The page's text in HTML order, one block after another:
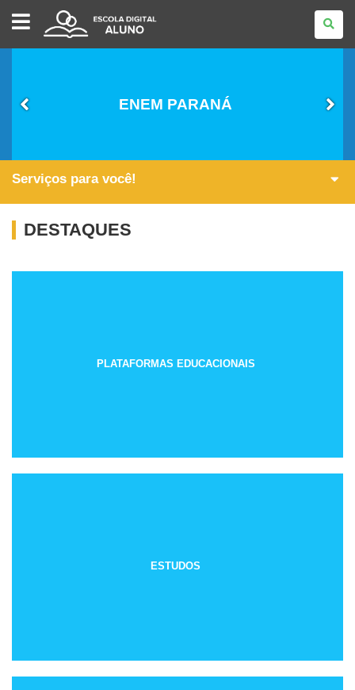
ESCOLA
DIGITAL
-
ALUNO
ENEM PARANÁ
Serviços para você!
DESTAQUES
PLATAFORMAS EDUCACIONAIS
ESTUDOS